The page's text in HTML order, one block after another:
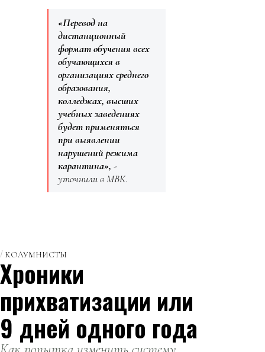
«Перевод на
дистанционный
формат обучения всех
обучающихся в
организациях среднего
образования,
колледжах, высших
учебных заведениях
будет применяться
при выявлении
нарушений режима
карантина», -
уточнили в МВК.
КОЛУМНИСТЫ
Хроники
прихватизации или
9 дней одного года